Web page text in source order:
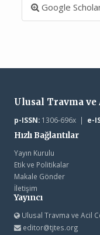
Google
Ulusal Travma
p-ISSN:1306-696x | e-
Hızlı Bağlantılar
Yayın Kurulu
Etik ve Politikalar
Makale Gönder
İletişim
Yayıncı
Ulusal Travma ve Acil
editor@tjtes.org